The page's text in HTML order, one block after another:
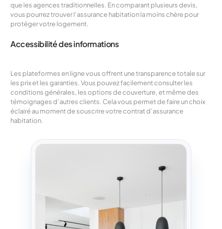
que les agences traditionnelles. En comparant plusieurs devis,
vous pourrez trouver l’assurance habitation la moins chère pour
protéger votre logement.
Accessibilité des informations
Les plateformes en ligne vous offrent une transparence totale sur
les prix et les garanties. Vous pouvez facilement consulter les
conditions générales, les options de couverture, et même des
témoignages d’autres clients. Cela vous permet de faire un choix
éclairé au moment de souscrire votre contrat d’assurance
habitation.